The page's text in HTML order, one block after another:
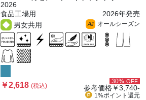
2026
食品工場用
2026年発売
男女共用
All オールシーズン
￥2,618(税込)
30% OFF
参考価格￥3,740-
1%ポイント 還元